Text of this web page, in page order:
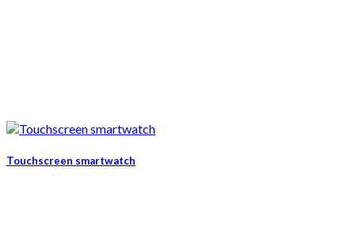
Touchscreen smartwatch